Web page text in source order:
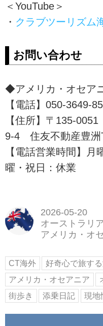
＜YouTube＞
・ クラブツーリズム
お問い合わせ
◆アメリカ・オセア
【電話】050-3649-
【住所】〒135-
9-4 住友不動産豊洲
【電話営業時間】
曜・祝日：休業
2026-05-20
オーストラリ
アメリカ・オ
CT海外 好奇心で旅す
アメリカ・オセアニア
街歩き
添乗日記 現地